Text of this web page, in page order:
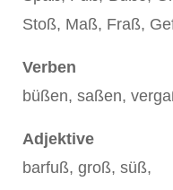
Stoß, Maß, Fraß,
Verben
büßen, saßen,
Adjektive
barfuß, groß, süß,